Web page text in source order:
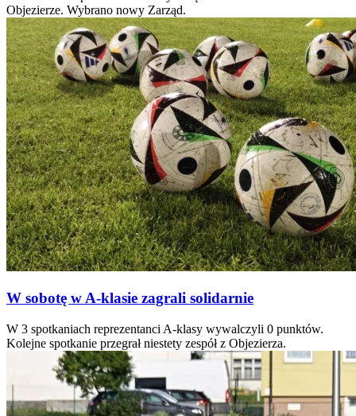
Objezierze. Wybrano nowy Zarząd.
W sobotę w A-klasie zagrali solidarnie
W 3 spotkaniach reprezentanci A-klasy wywalczyli 0 punktów.
Kolejne spotkanie przegrał niestety zespół z Objezierza.